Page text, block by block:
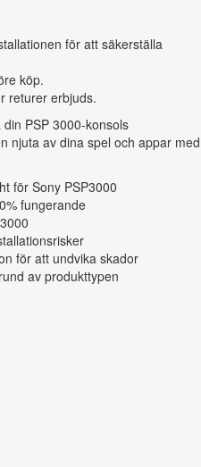
för att säkerställa
köp.
returer erbjuds.
PSP 3000-konsols
njuta av dina spel och appar med
för Sony PSP3000
fungerande
för att undvika skador
av produkttypen